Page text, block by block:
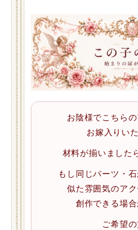
お陰様でこちら
お嫁入りい
材料が揃いました
もし同じパーツ・
似た雰囲気のア
創作できる場合
ご希望の